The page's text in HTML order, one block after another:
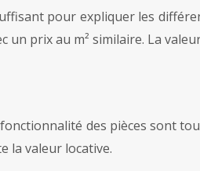
pour expliquer les
un prix au m² similaire. La
des pièces sont
la valeur locative.